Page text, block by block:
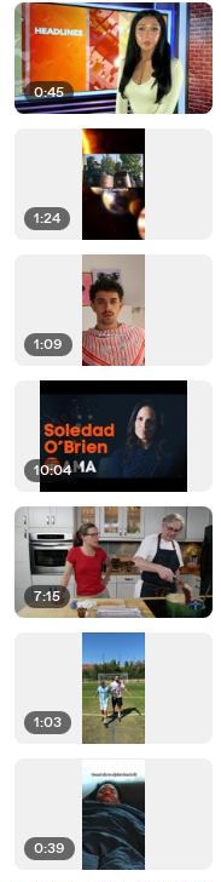
0:45
1:24
1:09
10:04
7:15
1:03
0:39